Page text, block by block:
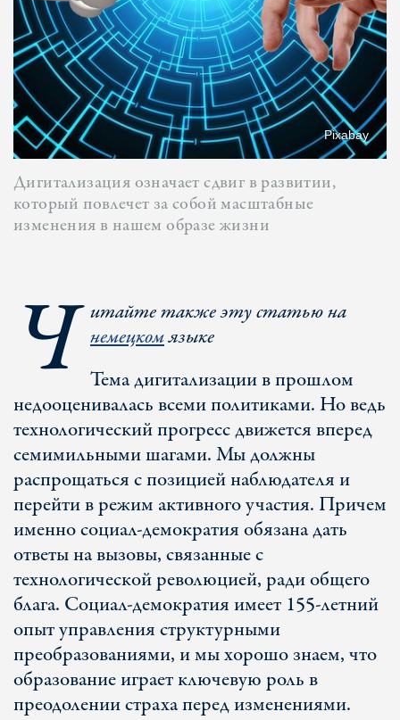
Pixabay
Дигитализация означает сдвиг в развитии,
который повлечет за собой масштабные
изменения в нашем образе жизни
Ч итайте также эту статью на
немецкомязыке
Тема дигитализации в прошлом
недооценивалась всеми политиками. Но ведь
технологический прогресс движется вперед
семимильными шагами. Мы должны
распрощаться с позицией наблюдателя и
перейти в режим активного участия. Причем
именно социал-демократия обязана дать
ответы на вызовы, связанные с
технологической революцией, ради общего
блага. Социал-демократия имеет 155-летний
опыт управления структурными
преобразованиями, и мы хорошо знаем, что
образование играет ключевую роль в
преодолении страха перед изменениями.